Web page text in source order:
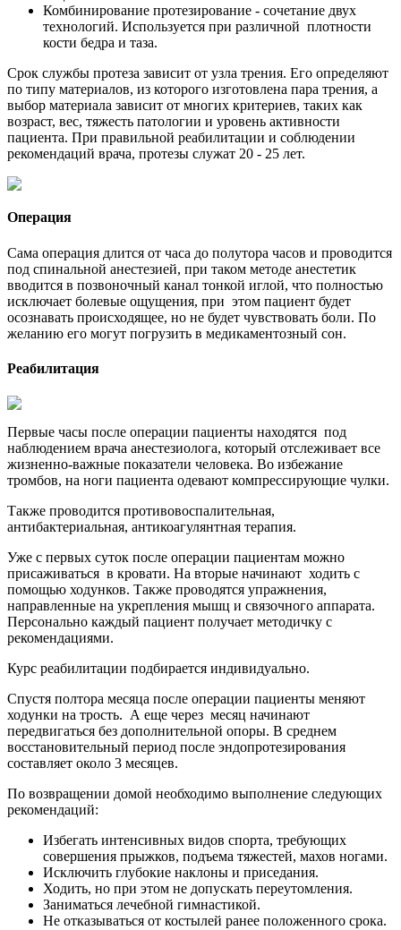
Комбинирование протезирование - сочетание двух
технологий. Используется при различной плотности
кости бедра и таза.
Срок службы протеза зависит от узла трения. Его определяют
по типу материалов, из которого изготовлена пара трения, а
выбор материала зависит от многих критериев, таких как
возраст, вес, тяжесть патологии и уровень активности
пациента. При правильной реабилитации и соблюдении
рекомендаций врача, протезы служат 20 - 25 лет.
Операция
Сама операция длится от часа до полутора часов и проводится
под спинальной анестезией, при таком методе анестетик
вводится в позвоночный канал тонкой иглой, что полностью
исключает болевые ощущения, при этом пациент будет
осознавать происходящее, но не будет чувствовать боли. По
желанию его могут погрузить в медикаментозный сон.
Реабилитация
Первые часы после операции пациенты находятся под
наблюдением врача анестезиолога, который отслеживает все
жизненно-важные показатели человека. Во избежание
тромбов, на ноги пациента одевают компрессирующие чулки.
Также проводится противовоспалительная,
антибактериальная, антикоагулянтная терапия.
Уже с первых суток после операции пациентам можно
присаживаться в кровати. На вторые начинают ходить с
помощью ходунков. Также проводятся упражнения,
направленные на укрепления мышц и связочного аппарата.
Персонально каждый пациент получает методичку с
рекомендациями.
Курс реабилитации подбирается индивидуально.
Спустя полтора месяца после операции пациенты меняют
ходунки на трость. А еще через месяц начинают
передвигаться без дополнительной опоры. В среднем
восстановительный период после эндопротезирования
составляет около 3 месяцев.
По возвращении домой необходимо выполнение следующих
рекомендаций:
Избегать интенсивных видов спорта, требующих
совершения прыжков, подъема тяжестей, махов ногами.
Исключить глубокие наклоны и приседания.
Ходить, но при этом не допускать переутомления.
Заниматься лечебной гимнастикой.
Не отказываться от костылей ранее положенного срока.